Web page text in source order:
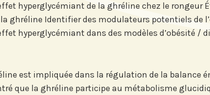
hyperglycémiant de la ghréline chez le rongeur
ghréline Identifier des modulateurs potentiels de
hyperglycémiant dans des modèles d’obésité /
est impliquée dans la régulation de la balance
que la ghréline participe au métabolisme